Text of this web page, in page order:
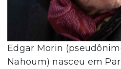
Edgar Morin
Nahoum) nasceu em